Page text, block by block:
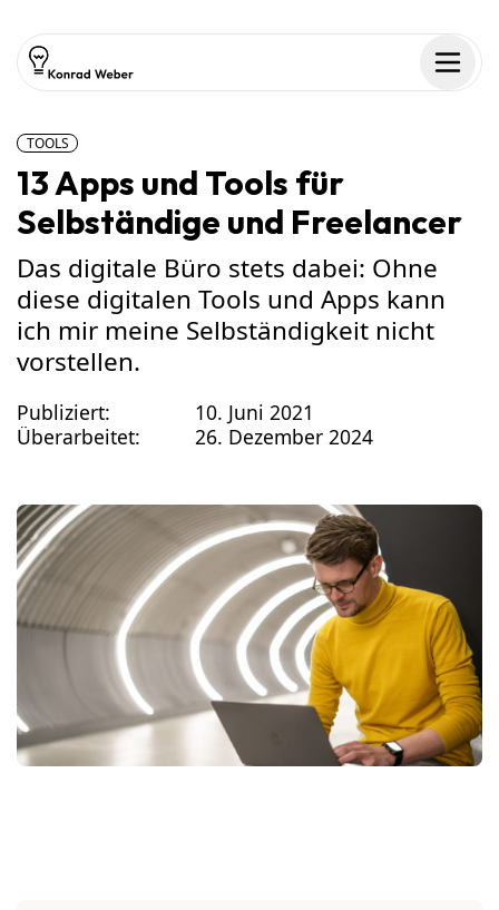
TOOLS
13 Apps und Tools für
Selbständige und Freelancer
Das digitale Büro stets dabei: Ohne
diese digitalen Tools und Apps kann
ich mir meine Selbständigkeit nicht
vorstellen.
Publiziert:
10. Juni 2021
Überarbeitet:
26. Dezember 2024